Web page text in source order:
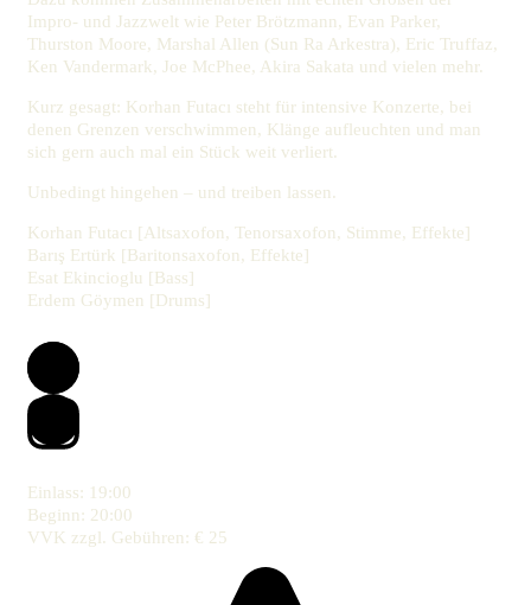
Impro- und Jazzwelt wie Peter Brötzmann, Evan Parker,
Thurston Moore, Marshal Allen (Sun Ra Arkestra), Eric Truffaz,
Ken Vandermark, Joe McPhee, Akira Sakata und vielen mehr.
Kurz gesagt: Korhan Futacı steht für intensive Konzerte, bei
denen Grenzen verschwimmen, Klänge aufleuchten und man
sich gern auch mal ein Stück weit verliert.
Unbedingt hingehen – und treiben lassen.
Korhan Futacı [Altsaxofon, Tenorsaxofon, Stimme, Effekte]
Barış Ertürk [Baritonsaxofon, Effekte]
Esat Ekincioglu [Bass]
Erdem Göymen [Drums]
Einlass: 19:00
Beginn: 20:00
VVK zzgl. Gebühren: € 25